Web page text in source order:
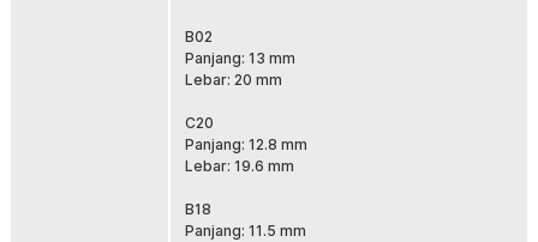
B02
Panjang: 13 mm
Lebar: 20 mm
C20
Panjang: 12.8 mm
Lebar: 19.6 mm
B18
Panjang: 11.5 mm